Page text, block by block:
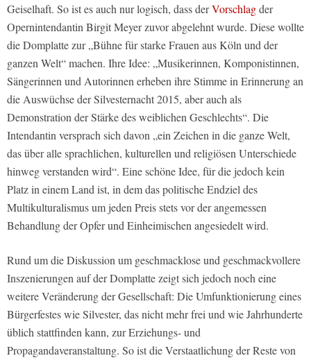
Geiselhaft. So ist es auch nur logisch, dass derVorschlagder
Opernintendantin Birgit Meyer zuvor abgelehnt wurde. Diese wollte
die Domplatte zur „Bühne für starke Frauen aus Köln und der
ganzen Welt“ machen. Ihre Idee: „Musikerinnen, Komponistinnen,
Sängerinnen und Autorinnen erheben ihre Stimme in Erinnerung an
die Auswüchse der Silvesternacht 2015, aber auch als
Demonstration der Stärke des weiblichen Geschlechts“. Die
Intendantin versprach sich davon „ein Zeichen in die ganze Welt,
das über alle sprachlichen, kulturellen und religiösen Unterschiede
hinweg verstanden wird“. Eine schöne Idee, für die jedoch kein
Platz in einem Land ist, in dem das politische Endziel des
Multikulturalismus um jeden Preis stets vor der angemessen
Behandlung der Opfer und Einheimischen angesiedelt wird.
Rund um die Diskussion um geschmacklose und geschmackvollere
Inszenierungen auf der Domplatte zeigt sich jedoch noch eine
weitere Veränderung der Gesellschaft: Die Umfunktionierung eines
Bürgerfestes wie Silvester, das nicht mehr frei und wie Jahrhunderte
üblich stattfinden kann, zur Erziehungs- und
Propagandaveranstaltung. So ist die Verstaatlichung der Reste von